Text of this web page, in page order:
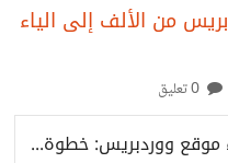
في هذا المجال تنصحوا بها ؟
من الألف إلى الياء
إنشاء موقع ووردبريس: خطوة بخطوة للمبتدئين